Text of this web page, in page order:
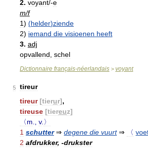
2. voyant/-e
m/f
1) (helder)ziende
2) iemand die visioenen heeft
3. adj
opvallend schel
Dictionnaire français-néerlandais > voyant
5
tireur
tireur [tierur],
tireuse [tiereuz]
〈m
v. 〉
1 schutter⇒ degene die vuurt⇒ 〈
2 afdrukker, -drukster